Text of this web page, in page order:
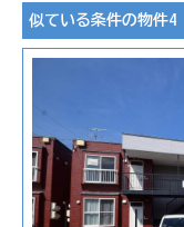
似ている条件の物件4